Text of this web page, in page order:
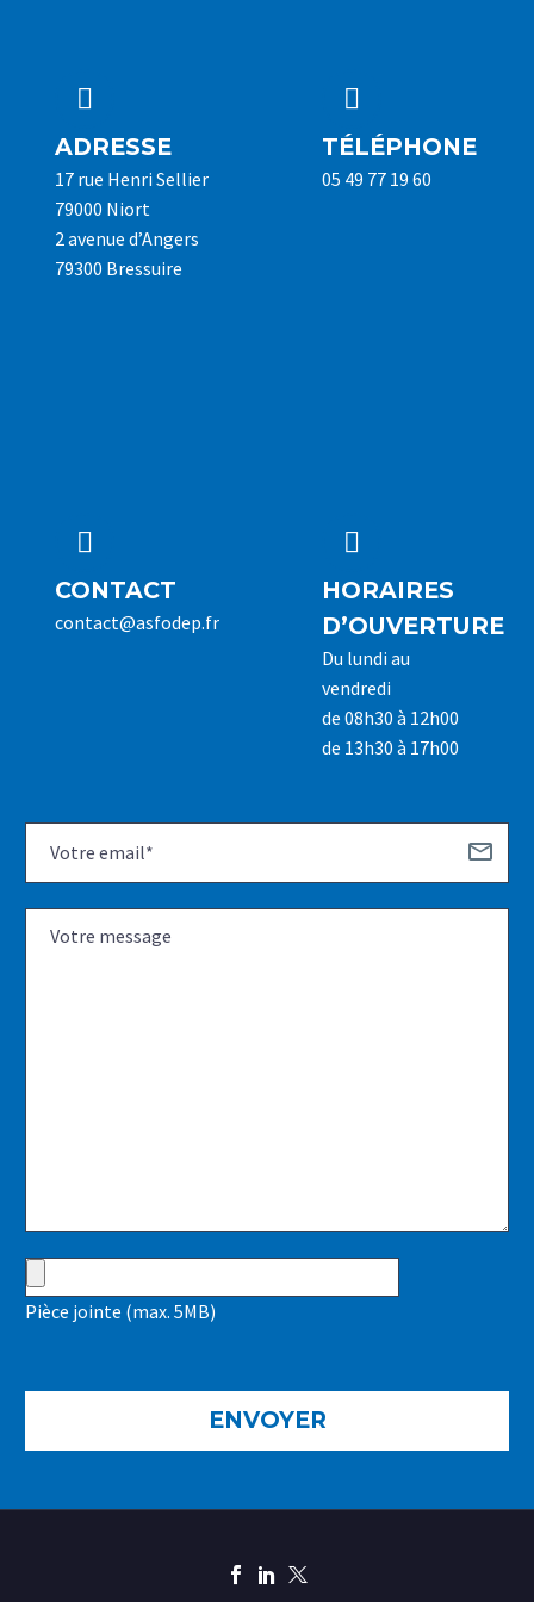


ADRESSE
17 rue Henri Sellier
79000 Niort
2 avenue d’Angers
79300 Bressuire


TÉLÉPHONE
05 49 77 19 60


CONTACT
contact@asfodep.fr


HORAIRES
D’OUVERTURE
Du lundi au
vendredi
de 08h30 à 12h00
de 13h30 à 17h00
Pièce jointe (max. 5MB)